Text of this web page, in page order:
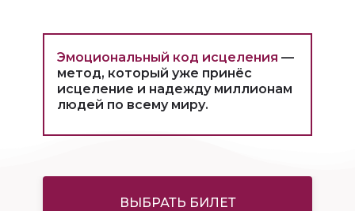
Эмоциональный код исцеления —
метод, который уже принёс
исцеление и надежду миллионам
людей по всему миру.
ВЫБРАТЬ БИЛЕТ